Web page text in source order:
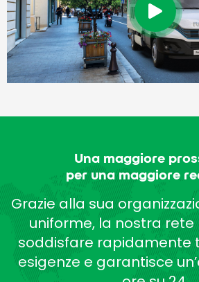
Una maggiore
per una maggiore
Grazie alla sua
uniforme, la nostra
soddisfare rapidamente
esigenze e garantisce